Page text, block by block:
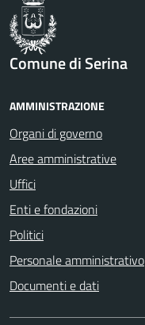
Comune di Serina
AMMINISTRAZIONE
Organi di governo
Aree amministrative
Uffici
Enti e fondazioni
Politici
Personale amministrativo
Documenti e dati